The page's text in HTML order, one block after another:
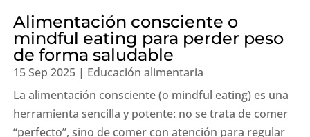
Alimentación consciente o
mindful eating para perder peso
de forma saludable
15 Sep 2025 | Educación alimentaria
La alimentación consciente (o mindful eating) es una
herramienta sencilla y potente: no se trata de comer
“perfecto”, sino de comer con atención para regular